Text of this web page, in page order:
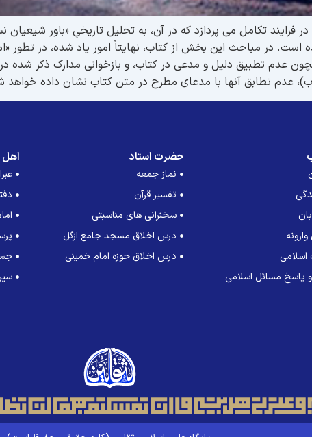
فرایند تکامل می پردازد که در آن، به تحلیل تاریخیِ «باور
است. در مباحث این بخش از کتاب، نهایتاً امور یاد شده، در تطور
عدم تطبیق دلیل و مدعی در کتاب، و بازخوانی مدارک ذکر
پاسخ مسائل اسلامی
حضرت استاد
نماز جمعه
تفسیر قرآن
سخنرانی های مناسبتی
درس اخلاق مسجد جامع ازگل
درس اخلاق حوزه امام خمینی